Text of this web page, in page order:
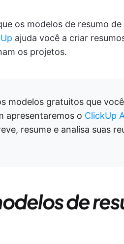
os modelos de resumo
ajuda você a criar
os projetos.
modelos gratuitos que
apresentaremos o ClickUp
resume e analisa suas
de